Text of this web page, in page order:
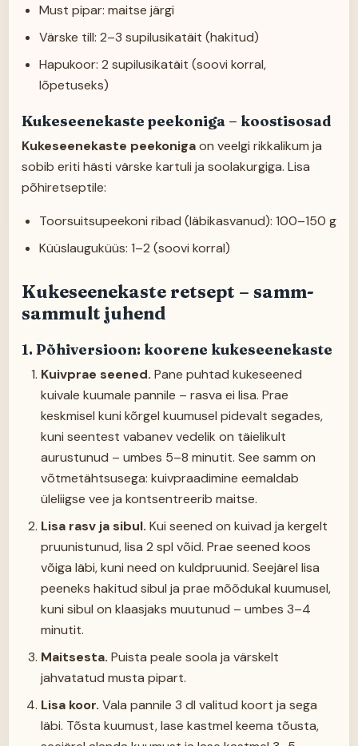
Must pipar: maitse järgi
Värske till: 2–3 supilusikatäit (hakitud)
Hapukoor: 2 supilusikatäit (soovi korral,
lõpetuseks)
Kukeseenekaste peekoniga – koostisosad
Kukeseenekaste peekonigaon veelgi rikkalikum ja
sobib eriti hästi värske kartuli ja soolakurgiga. Lisa
põhiretseptile:
Toorsuitsupeekoni ribad (läbikasvanud): 100–150 g
Küüslauguküüs: 1–2 (soovi korral)
Kukeseenekaste retsept – samm-
sammult juhend
1. Põhiversioon: koorene kukeseenekaste
Kuivprae seened. Pane puhtad kukeseened
kuivale kuumale pannile – rasva ei lisa. Prae
keskmisel kuni kõrgel kuumusel pidevalt segades,
kuni seentest vabanev vedelik on täielikult
aurustunud – umbes 5–8 minutit. See samm on
võtmetähtsusega: kuivpraadimine eemaldab
üleliigse vee ja kontsentreerib maitse.
Lisa rasv ja sibul. Kui seened on kuivad ja kergelt
pruunistunud, lisa 2 spl võid. Prae seened koos
võiga läbi, kuni need on kuldpruunid. Seejärel lisa
peeneks hakitud sibul ja prae mõõdukal kuumusel,
kuni sibul on klaasjaks muutunud – umbes 3–4
minutit.
Maitsesta. Puista peale soola ja värskelt
jahvatatud musta pipart.
Lisa koor. Vala pannile 3 dl valitud koort ja sega
läbi. Tõsta kuumust, lase kastmel keema tõusta,